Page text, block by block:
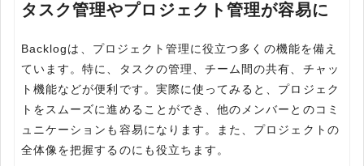
タスク管理やプロジェクト管理が容易に
Backlogは、プロジェクト管理に役立つ多くの機能を備え
ています。特に、タスクの管理、チーム間の共有、チャッ
ト機能などが便利です。実際に使ってみると、プロジェク
トをスムーズに進めることができ、他のメンバーとのコミ
ュニケーションも容易になります。また、プロジェクトの
全体像を把握するのにも役立ちます。